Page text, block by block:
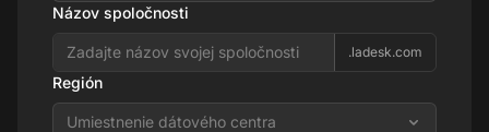
Názov spoločnosti
.ladesk.com
Región
Umiestnenie dátového centra